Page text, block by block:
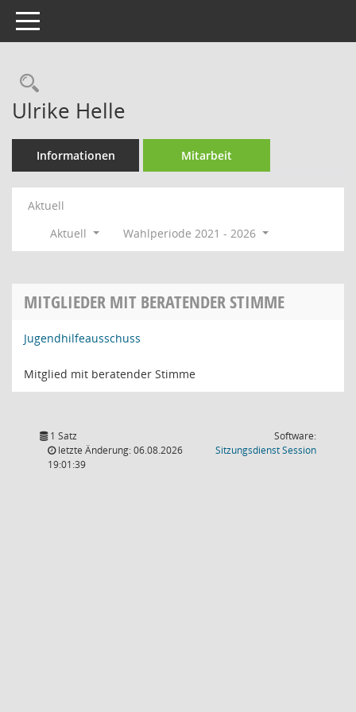
Toggle navigation
Rechercheauswahl
Ulrike Helle
Informationen Mitarbeit
Aktuell
Aktuell
Wahlperiode 2021 - 2026
MITGLIEDER MIT BERATENDER STIMME
Jugendhilfeausschuss
Mitglied mit beratender Stimme
1 Satz
letzte Änderung: 06.08.2026
19:01:39
Software:
SitzungsdienstSession(Wird in